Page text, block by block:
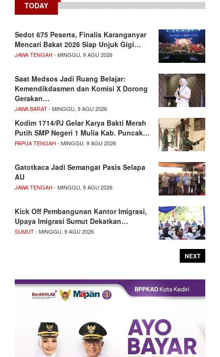
TODAY
Sedot 675 Peserta, Finalis Karanganyar
Mencari Bakat 2026 Siap Unjuk Gigi…
JAWA TENGAH - MINGGU, 9 AGU 2026
Saat Medsos Jadi Ruang Belajar:
Kemendikdasmen dan Komisi X Dorong
Gerakan…
JAWA BARAT- MINGGU, 9 AGU 2026
Kodim 1714/PJ Gelar Karya Bakti Merah
Putih SMP Negeri 1 Mulia Kab. Puncak…
PAPUA TENGAH - MINGGU, 9 AGU 2026
Gatotkaca Jadi Semangat Pasis Selapa
AU
JAWA TENGAH - MINGGU, 9 AGU 2026
Kick Off Pembangunan Kantor Imigrasi,
Upaya Imigrasi Sumut Dekatkan…
SUMUT- MINGGU, 9 AGU 2026
NEXT